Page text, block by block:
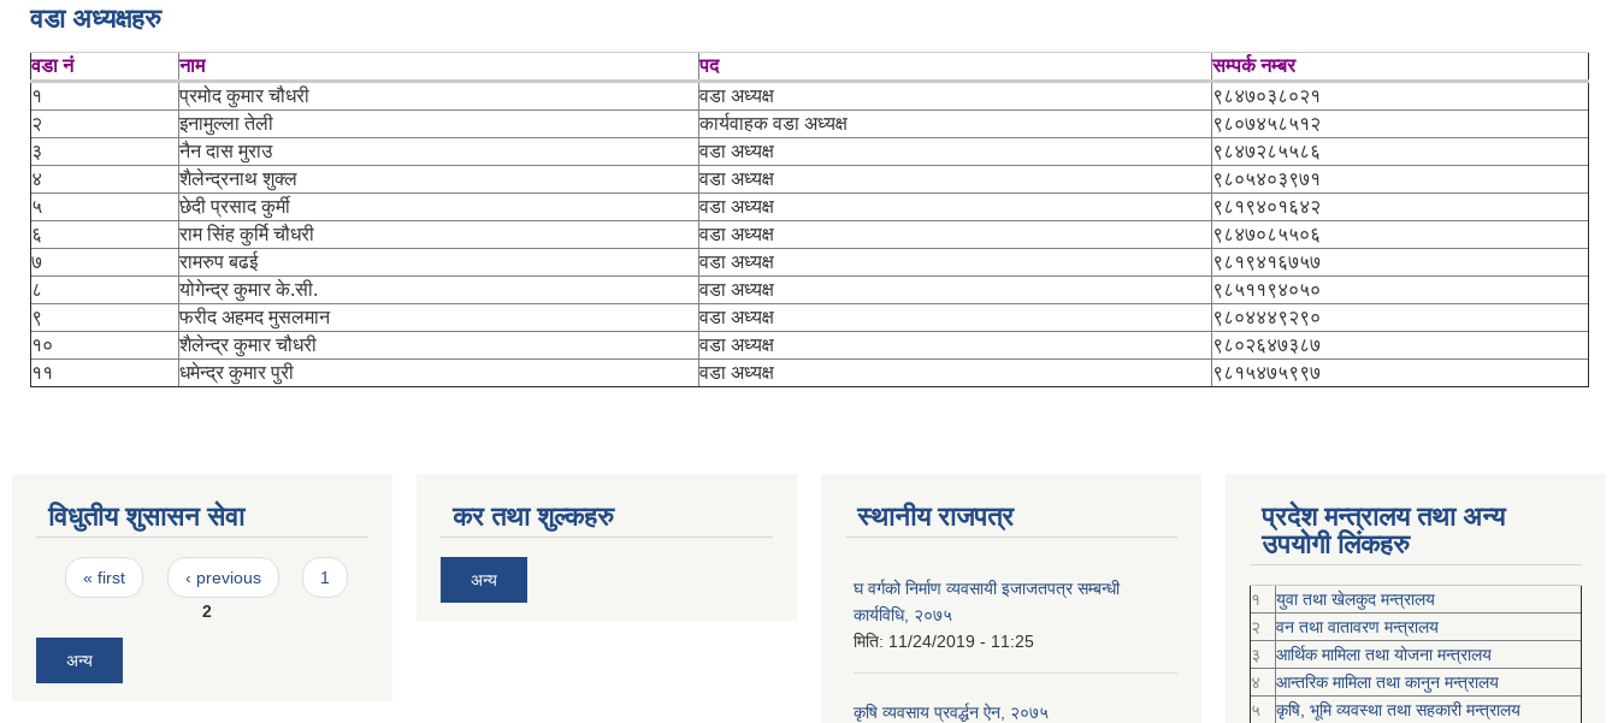
वडा अध्यक्षहरु
वडा नं नाम पद
सम्पर्क नम्बर
१
प्रमोद कुमार चौधरी वडा अध्यक्ष
९८४७०३८०२१
२
इनामुल्ला तेली कार्यवाहक वडा अध्यक्ष
९८०७४५८५१२
३
नैन दास मुराउ वडा अध्यक्ष
९८४७२८५५८६
४
शैलेन्द्रनाथ शुक्ल वडा अध्यक्ष
९८०५४०३९७१
५
छेदी प्रसाद कुर्मी वडा अध्यक्ष
९८१९४०१६४२
६
राम सिंह कुर्मि चौधरी वडा अध्यक्ष
९८४७०८५५०६
७
रामरुप बढई वडा अध्यक्ष
९८१९४१६७५७
८
योगेन्द्र कुमार के.सी. वडा अध्यक्ष
९८५११९४०५०
९
फरीद अहमद मुसलमान वडा अध्यक्ष
९८०४४४९२९०
१०
शैलेन्द्र कुमार चौधरी वडा अध्यक्ष
९८०२६४७३८७
११
धमेन्द्र कुमार पुरी वडा अध्यक्ष ९८१५४७५९९७
विधुतीय शुसासन सेवा
Pages
« first ‹ previous
1
2
अन्य
कर तथा शुल्कहरु
अन्य
स्थानीय राजपत्र
घ वर्गको निर्माण व्यवसायी इजाजतपत्र सम्बन्धी
कार्यविधि, २०७५
मिति: 11/24/2019 - 11:25
कृषि व्यवसाय प्रवर्द्धन ऐन, २०७५
प्रदेश मन्त्रालय तथा अन्य
उपयोगी लिंकहरु
१
युवा तथा खेलकुद मन्त्रालय
२
वन तथा वातावरण मन्त्रालय
३
आर्थिक मामिला तथा योजना मन्त्रालय
४
आन्तरिक मामिला तथा कानुन मन्त्रालय
५
कृषि, भूमि व्यवस्था तथा सहकारी मन्त्रालय